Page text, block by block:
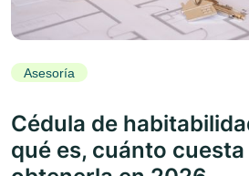
Asesoría
Cédula de
qué es, cuánto